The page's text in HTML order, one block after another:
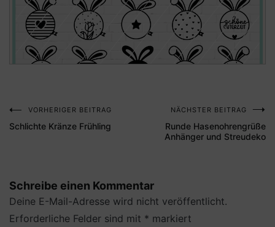
Beitragsnavigation
VORHERIGER BEITRAG
Schlichte Kränze Frühling
NÄCHSTER BEITRAG
Runde Hasenohrengrüße
Anhänger und Streudeko
Schreibe einen Kommentar
Deine E-Mail-Adresse wird nicht veröffentlicht.
Erforderliche Felder sind mit * markiert